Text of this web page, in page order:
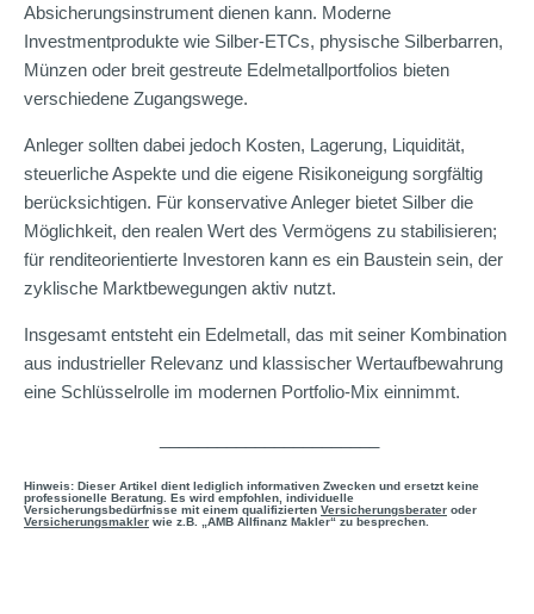
Absicherungsinstrument dienen kann. Moderne
Investmentprodukte wie Silber-ETCs, physische Silberbarren,
Münzen oder breit gestreute Edelmetallportfolios bieten
verschiedene Zugangswege.
Anleger sollten dabei jedoch Kosten, Lagerung, Liquidität,
steuerliche Aspekte und die eigene Risikoneigung sorgfältig
berücksichtigen. Für konservative Anleger bietet Silber die
Möglichkeit, den realen Wert des Vermögens zu stabilisieren;
für renditeorientierte Investoren kann es ein Baustein sein, der
zyklische Marktbewegungen aktiv nutzt.
Insgesamt entsteht ein Edelmetall, das mit seiner Kombination
aus industrieller Relevanz und klassischer Wertaufbewahrung
eine Schlüsselrolle im modernen Portfolio-Mix einnimmt.
Hinweis: Dieser Artikel dient lediglich informativen Zwecken und ersetzt keine
professionelle Beratung. Es wird empfohlen, individuelle
Versicherungsbedürfnisse mit einem qualifizierten Versicherungsberater oder
Versicherungsmakler wie z.B. „AMB Allfinanz Makler“ zu besprechen.